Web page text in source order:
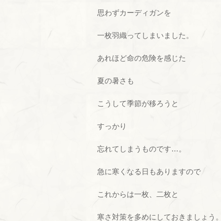
思わずカーディガンを
一枚羽織ってしまいました。
あれほど命の危険を感じた
夏の暑さも
こうして季節が移ろうと
すっかり
忘れてしまうものです…。
急に寒くなる日もありますので
これからは一枚、二枚と
寒さ対策を多めにしておきましょう